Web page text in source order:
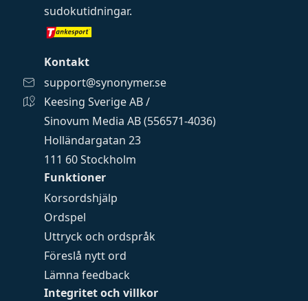
Funktioner
Korsordshjälp
Ordspel
Uttryck och ordspråk
Föreslå nytt ord
Lämna feedback
Integritet och villkor
sudokutidningar.
Kontakt
support@synonymer.se
Keesing Sverige AB /
Sinovum Media AB (556571-4036)
Holländargatan 23
111 60 Stockholm